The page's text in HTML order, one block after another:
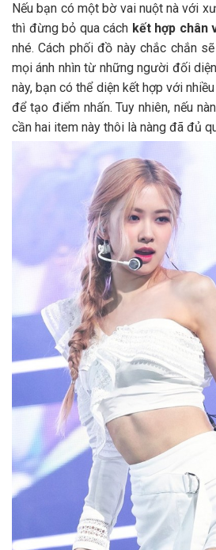
Nếu bạn có một bờ vai nuột nà với
thì đừng bỏ qua cách kết hợp chân
nhé. Cách phối đồ này chắc chắn
mọi ánh nhìn từ những người đối
này, bạn có thể diện kết hợp với
để tạo điểm nhấn. Tuy nhiên, nếu
cần hai item này thôi là nàng đã đủ